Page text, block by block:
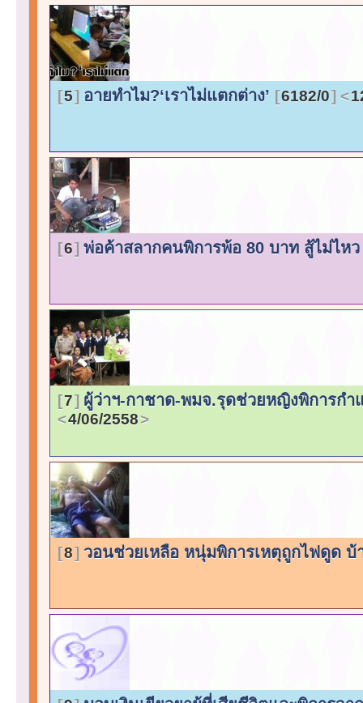
5 อายทำไม?‘เราไม่แตกต่าง’ 6182/0
6 พ่อค้าสลากคนพิการพ้อ 80 บาท สู้ไม่ไ
7 ผู้ว่าฯ-กาชาด-พมจ.รุดช่วยหญิงพิการกำ
4/06/2558
8 วอนช่วยเหลือ หนุ่มพิการเหตุถูกไฟดูด